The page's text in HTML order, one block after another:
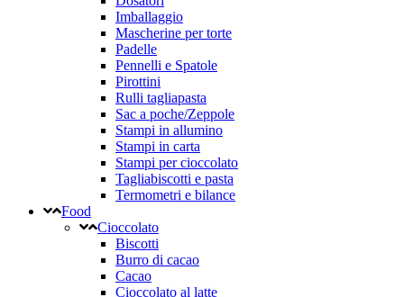
Imballaggio
Mascherine per torte
Padelle
Pennelli e Spatole
Pirottini
Rulli tagliapasta
Sac a poche/Zeppole
Stampi in allumino
Stampi in carta
Stampi per cioccolato
Tagliabiscotti e pasta
Termometri e bilance
Food
Cioccolato
Biscotti
Burro di cacao
Cacao
Cioccolato al latte